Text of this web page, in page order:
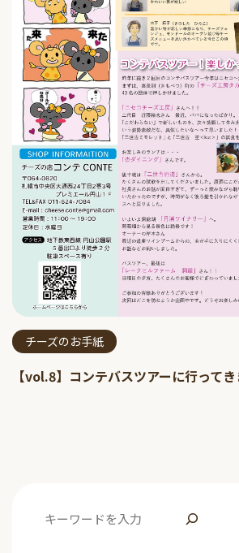
チーズのお手紙
【vol.8】コンテバスツアーに行ってき